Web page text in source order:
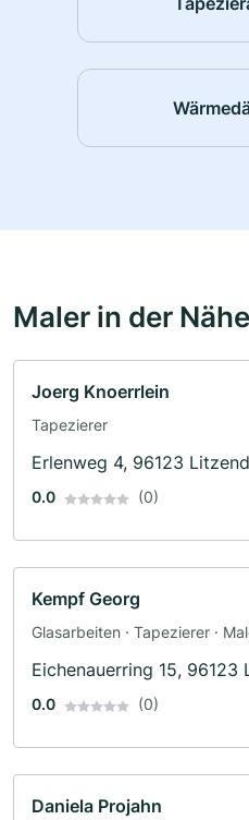
Maler in der Nähe
Joerg Knoerrlein
Tapezierer
Erlenweg 4, 96123
0.0 (0)
Kempf Georg
Glasarbeiten · Tapezierer ·
Eichenauerring 15, 96123
0.0 (0)
Daniela Projahn